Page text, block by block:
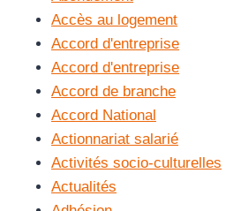
Accès au logement
Accord d'entreprise
Accord d'entreprise
Accord de branche
Accord National
Actionnariat salarié
Activités socio-culturelles
Actualités